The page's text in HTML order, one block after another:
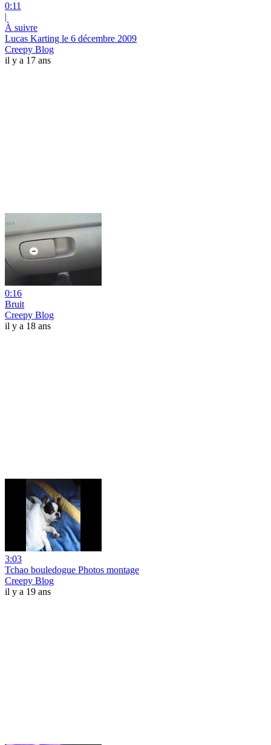
0:11
|
À suivre
Lucas Karting le 6 décembre 2009
Creepy Blog
il y a 17 ans
0:16
Bruit
Creepy Blog
il y a 18 ans
3:03
Tchao bouledogue Photos montage
Creepy Blog
il y a 19 ans